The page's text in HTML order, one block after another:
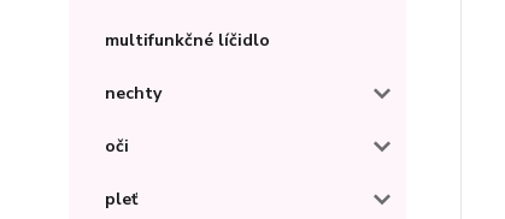
multifunkčné líčidlo
nechty
oči
pleť